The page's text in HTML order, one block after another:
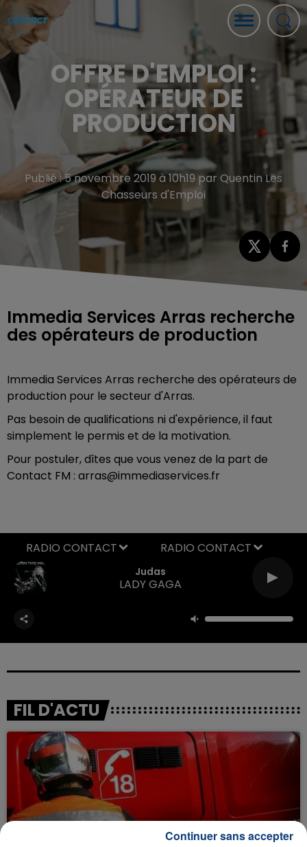
OFFRE D'EMPLOI :
OPÉRATEUR DE
PRODUCTION
Publié : 5 novembre 2019 à 10h19 par Quentin Les
Chasseurs d'Emploi
Immedia Services Arras recherche
des opérateurs de production
Immedia Services Arras recherche des opérateurs de
production pour le secteur d'Arras.
Pas besoin de qualifications ni d'expérience, il faut
simplement le permis et de la motivation.
Pour postuler, dîtes que vous venez de la part de
Contact FM : arras@immediaservices.fr
Judas
LADY GAGA
RADIO CONTACT
FIL D'ACTU
Continuer sans accepter